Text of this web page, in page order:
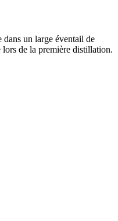
dans un large éventail de
lors de la première distillation.